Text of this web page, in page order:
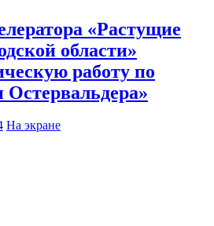
«Растущие
области»
работу по
Остервальдера»
На экране